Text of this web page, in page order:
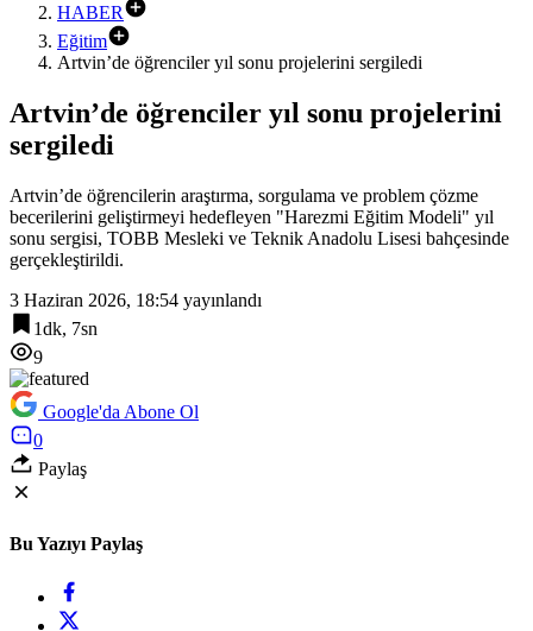
HABER
Eğitim
Artvin’de öğrenciler yıl sonu projelerini sergiledi
Artvin’de öğrenciler yıl sonu projelerini
sergiledi
Artvin’de öğrencilerin araştırma, sorgulama ve problem çözme
becerilerini geliştirmeyi hedefleyen "Harezmi Eğitim Modeli" yıl
sonu sergisi, TOBB Mesleki ve Teknik Anadolu Lisesi bahçesinde
gerçekleştirildi.
3 Haziran 2026, 18:54 yayınlandı
1dk, 7sn
9
Google'da Abone Ol
0
Paylaş
Bu Yazıyı Paylaş